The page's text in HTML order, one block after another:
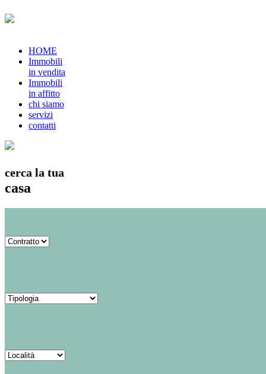
HOME
Immobili
in vendita
Immobili
in affitto
chi siamo
servizi
contatti
cerca la tua
casa